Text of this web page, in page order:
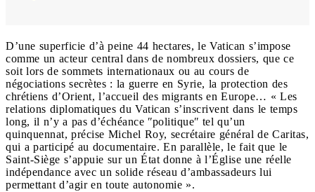
D’une superficie d’à peine 44 hectares, le Vatican s’impose
comme un acteur central dans de nombreux dossiers, que ce
soit lors de sommets internationaux ou au cours de
négociations secrètes : la guerre en Syrie, la protection des
chrétiens d’Orient, l’accueil des migrants en Europe… « Les
relations diplomatiques du Vatican s’inscrivent dans le temps
long, il n’y a pas d’échéance ʺpolitiqueʺ tel qu’un
quinquennat, précise Michel Roy, secrétaire général de Caritas,
qui a participé au documentaire. En parallèle, le fait que le
Saint-Siège s’appuie sur un État donne à l’Église une réelle
indépendance avec un solide réseau d’ambassadeurs lui
permettant d’agir en toute autonomie ».